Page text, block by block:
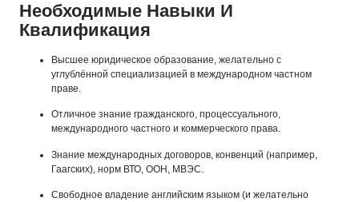
Необходимые Навыки И
Квалификация
Высшее юридическое образование, желательно с
углублённой специализацией в международном частном
праве.
Отличное знание гражданского, процессуального,
международного частного и коммерческого права.
Знание международных договоров, конвенций (например,
Гаагских), норм ВТО, ООН, МВЭС.
Свободное владение английским языком (и желательно